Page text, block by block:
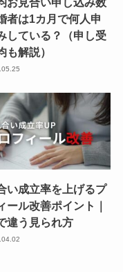
者は1カ月で何人申
している？（申し受
も解説）
い成立率を上げるプ
ール改善ポイント｜
違う見られ方